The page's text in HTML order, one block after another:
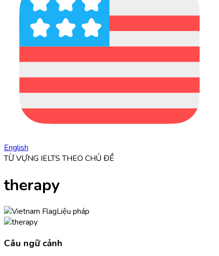
English
TỪ VỰNG IELTS THEO CHỦ ĐỀ
therapy
Liệu pháp
Câu ngữ cảnh